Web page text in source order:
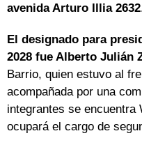
avenida Arturo Illia 2632
El designado para
2028 fue Alberto Julián
Barrio, quien estuvo al
acompañada por una
integrantes se encuentra
ocupará el cargo de